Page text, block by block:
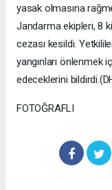
yasak olmasına
Jandarma ekipleri, 8
cezası kesildi.
yangınları önlenmek
edeceklerini
FOTOĞRAFLI